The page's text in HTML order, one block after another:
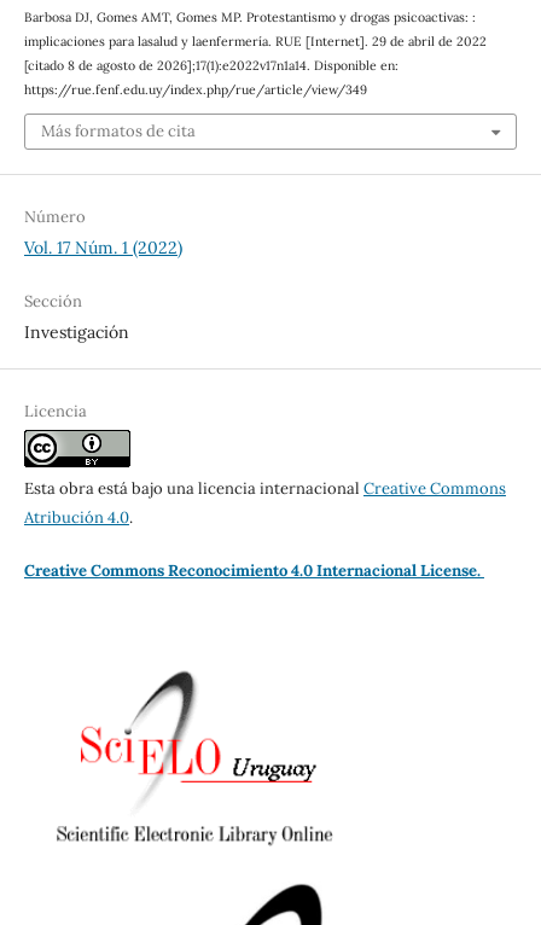
Barbosa DJ, Gomes AMT, Gomes MP. Protestantismo y drogas psicoactivas: :
implicaciones para lasalud y laenfermería. RUE [Internet]. 29 de abril de 2022
[citado 8 de agosto de 2026];17(1):e2022v17n1a14. Disponible en:
https://rue.fenf.edu.uy/index.php/rue/article/view/349
Más formatos de cita
Número
Vol. 17 Núm. 1 (2022)
Sección
Investigación
Licencia
Esta obra está bajo una licencia internacional Creative Commons
Atribución 4.0.
Creative Commons Reconocimiento 4.0 Internacional License.